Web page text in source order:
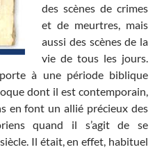
des scènes de crimes
et de meurtres, mais
aussi des scènes de la
vie de tous les jours.
à une période biblique
dont il est contemporain,
en font un allié précieux des
quand il s’agit de se
Il était, en effet, habituel